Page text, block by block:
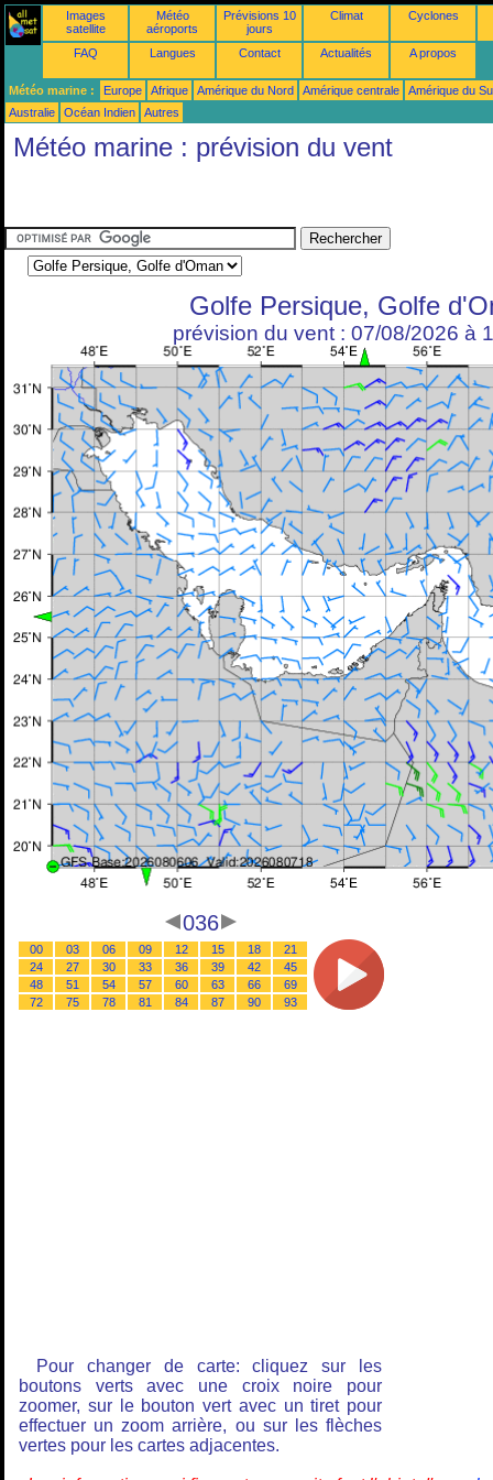
Images
satellite
Météo
aéroports
Prévisions 10
jours
Climat Cyclones
FAQ Langues Contact Actualités A propos
Météo marine : Europe Afrique Amérique du Nord Amérique centrale
Amérique du
Australie
Océan Indien Autres
Météo marine : prévision du vent
Golfe Persique, Golfe
prévision du vent : 07/08/2026 à
036
00 03 06 09 12 15 18
21
24
27 30 33 36 39 42
45
48
51 54 57 60 63 66
69
72
75 78 81 84 87 90 93
Pour changer de carte: cliquez sur les
boutons verts avec une croix noire pour
zoomer, sur le bouton vert avec un tiret pour
effectuer un zoom arrière, ou sur les flèches
vertes pour les cartes adjacentes.